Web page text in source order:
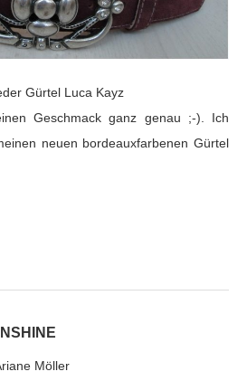
Gürtel Luca Kayz
Geschmack ganz genau ;-). Ich
neuen bordeauxfarbenen Gürtel
Möller